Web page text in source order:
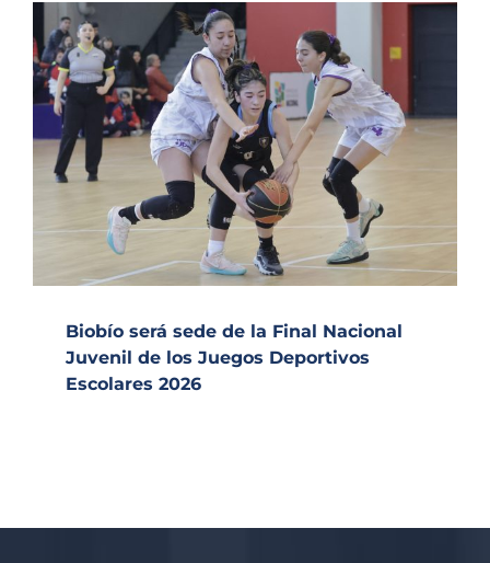
Biobío será sede de la Final Nacional
Juvenil de los Juegos Deportivos
Escolares 2026